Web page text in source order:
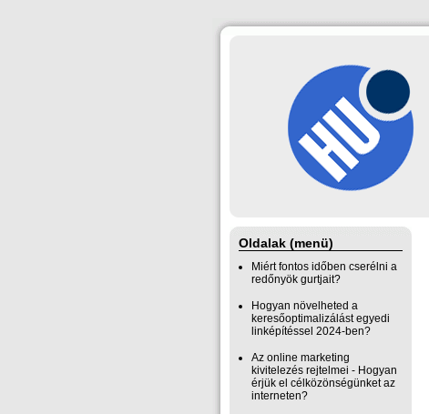
Oldalak (menü)
Miért fontos időben cserélni a
redőnyök gurtjait?
Hogyan növelheted a
keresőoptimalizálást egyedi
linképítéssel 2024-ben?
Az online marketing
kivitelezés rejtelmei - Hogyan
érjük el célközönségünket az
interneten?